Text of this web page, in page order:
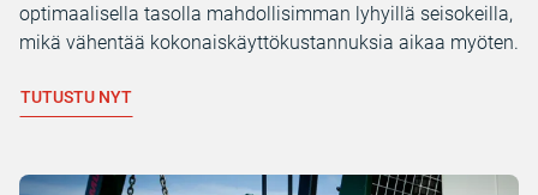
optimaalisella tasolla mahdollisimman lyhyillä seisokeilla,
mikä vähentää kokonaiskäyttökustannuksia aikaa myöten.
TUTUSTU NYT